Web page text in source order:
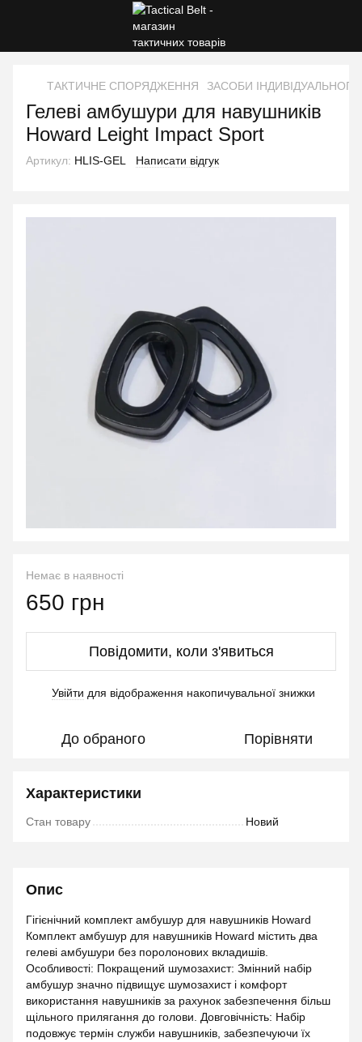
ТАКТИЧНЕ СПОРЯДЖЕННЯ ЗАСОБИ
Гелеві амбушури для навушників
Howard Leight Impact Sport
Артикул: HLIS-GEL Написати відгук
Немає в наявності
650 грн
Повідомити, коли з'явиться
Увійти для відображення накопичувальної знижки
До обраного Порівняти
Характеристики
Стан товару Новий
Опис
Гігієнічний комплект амбушур для навушників Howard
Комплект амбушур для навушників Howard містить два
гелеві амбушури без поролонових вкладишів.
Особливості: Покращений шумозахист: Змінний набір
амбушур значно підвищує шумозахист і комфорт
використання навушників за рахунок забезпечення більш
щільного прилягання до голови. Довговічність: Набір
подовжує термін служби навушників, забезпечуючи їх